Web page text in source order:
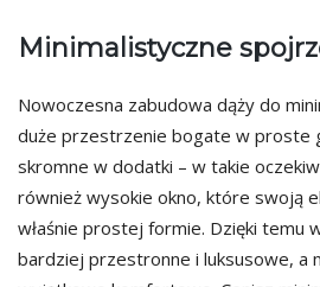
Minimalistyczne
Nowoczesna zabudowa dąży do
duże przestrzenie bogate w proste
skromne w dodatki – w takie
również wysokie okno, które swoją
właśnie prostej formie. Dzięki temu
bardziej przestronne i luksusowe, a